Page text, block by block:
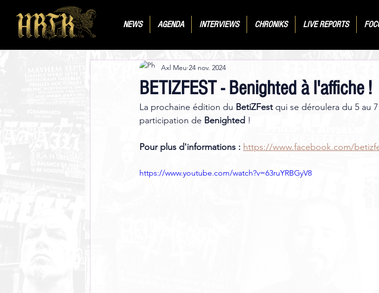
NEWS AGENDA INTERVIEWS CHRONIKS LIVE REPORTS
BETIZFEST - Benighted à l'affiche !
Axl Meu 24 nov. 2024
La prochaine édition du BetiZFest qui se déroulera du 5 au
participation de Benighted !
Pour plus d'informations : https://www.facebook.com/
https://www.youtube.com/watch?v=63ruYRBGyV8